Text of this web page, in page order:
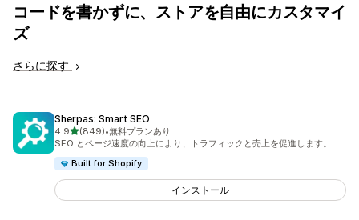
コードを書かずに、ストアを自由にカスタマイ
ズ
さらに探す
Sherpas: Smart SEO
4.95つ星中
(849)
合計レビュー数：849件
•無料プランあり
SEO とページ速度の向上により、トラフィックと売上を促進します。
Built for Shopify
インストール